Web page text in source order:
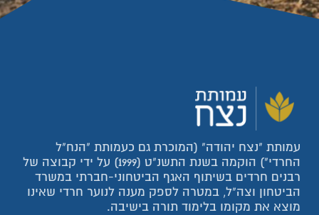
עמותת "נצח יהודה" (המוכרת גם כעמותת "הנח"ל
החרדי") הוקמה בשנת התשנ"ט (1999) על ידי קבוצה של
רבנים חרדים בשיתוף האגף הביטחוני-חברתי במשרד
הביטחון וצה"ל, במטרה לספק מענה לנוער חרדי שאינו
מוצא את מקומו בלימוד תורה בישיבה.